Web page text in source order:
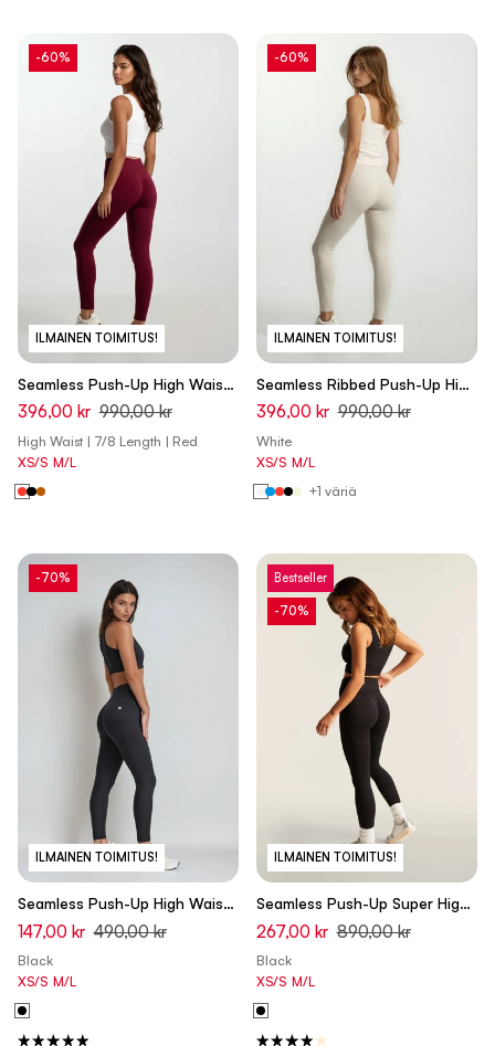
ILMAINEN TOIMITUS!
-60%
Seamless Push-Up High Waist
Skinny 7/8 Leggings - Rumba
Red - Made in Italy
396,00 kr 990,00 kr
High Waist | 7/8 Length | Red
XS/S M/L
ILMAINEN TOIMITUS!
-60%
Seamless Ribbed Push-Up High
Waist Skinny 7/8 Leggings -
Cannoli Cream White - Made
in Italy
396,00 kr 990,00 kr
White
XS/S M/L
+1 väriä
ILMAINEN TOIMITUS!
-70%
Seamless Push-Up High Waist
Skinny Leggings - Black
147,00 kr 490,00 kr
Black
XS/S M/L
Bestseller
ILMAINEN TOIMITUS!
-70%
Seamless Push-Up Super High
Waist Skinny 7/8 Leggings -
Black
267,00 kr 890,00 kr
Black
XS/S M/L